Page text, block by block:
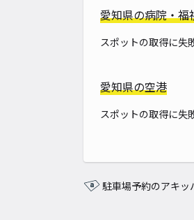
愛知県の病院・福
スポットの取得に失
愛知県の空港
スポットの取得に失
駐車場予約のアキッ